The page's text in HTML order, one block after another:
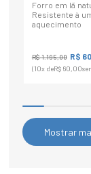
Forro em lã
Resistente à
aquecimento
R$1.195,00 R$
(10x deR$ 60,00
Mostrar